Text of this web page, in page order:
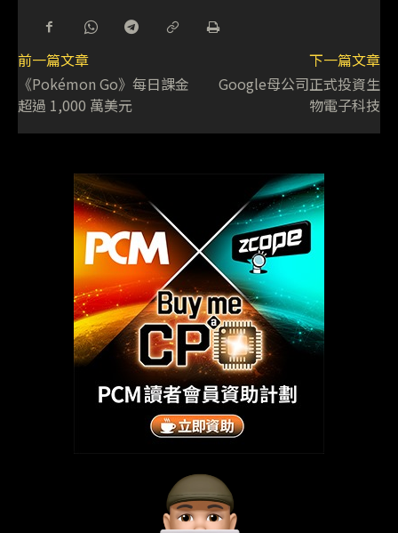
前一篇文章
《Pokémon Go》每日課金
超過 1,000 萬美元
下一篇文章
Google母公司正式投資生
物電子科技